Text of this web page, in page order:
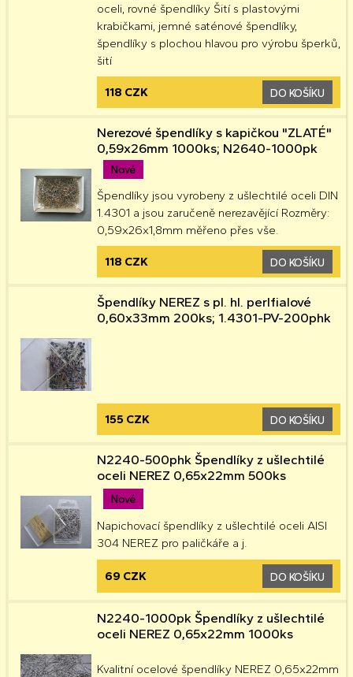
oceli, rovné špendlíky Šití s ​​plastovými
krabičkami, jemné saténové špendlíky,
špendlíky s plochou hlavou pro výrobu šperků,
šití
118 CZK DO KOŠÍKU
Nové
Nerezové špendlíky s kapičkou "ZLATÉ"
0,59x26mm 1000ks; N2640-1000pk
Špendlíky jsou vyrobeny z ušlechtilé oceli DIN
1.4301 a jsou zaručeně nerezavějící Rozměry:
0,59x26x1,8mm měřeno přes vše.
118 CZK DO KOŠÍKU
Špendlíky NEREZ s pl. hl. perlfialové
0,60x33mm 200ks; 1.4301-PV-200phk
155 CZK DO KOŠÍKU
Nové
N2240-500phk Špendlíky z ušlechtilé
oceli NEREZ 0,65x22mm 500ks
Napichovací špendlíky z ušlechtilé oceli AISI
304 NEREZ pro paličkáře a j.
69 CZK DO KOŠÍKU
N2240-1000pk Špendlíky z ušlechtilé
oceli NEREZ 0,65x22mm 1000ks
Kvalitní ocelové špendlíky NEREZ 0,65x22mm